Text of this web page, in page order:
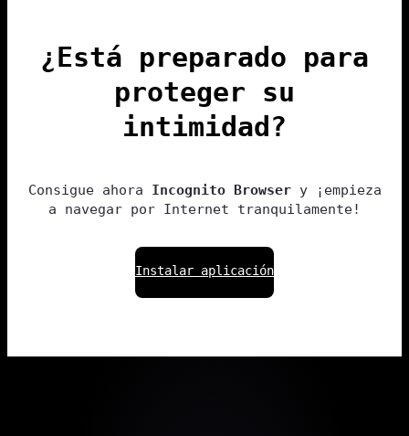
¿Está preparado para
proteger su
intimidad?
Consigue ahora Incognito Browsery ¡empieza
a navegar por Internet tranquilamente!
Instalar aplicación